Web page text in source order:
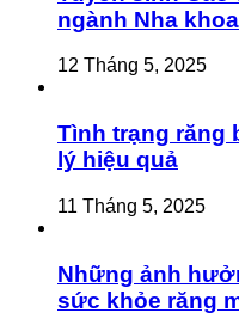
ngành Nha
12 Tháng 5, 2025
Tình trạng răng
lý hiệu quả
11 Tháng 5, 2025
Những ảnh
sức khỏe răng